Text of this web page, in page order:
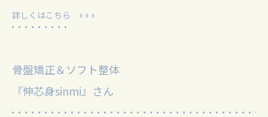
詳しくはこちら
骨盤矯正＆ソフト整体
『伸芯身sinmi』さん